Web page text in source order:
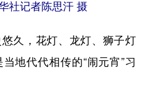
海南
青海 宁夏
社记者陈思汗 摄
，花灯、龙灯、狮子灯
地代代相传的“闹元宵”习